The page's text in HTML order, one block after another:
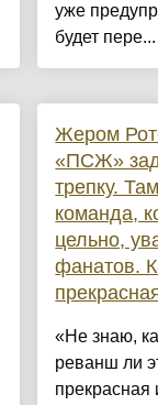
уже
будет пере...
Жером
«ПСЖ»
трепку.
команда,
цельно,
фанатов.
«Не знаю,
реванш ли